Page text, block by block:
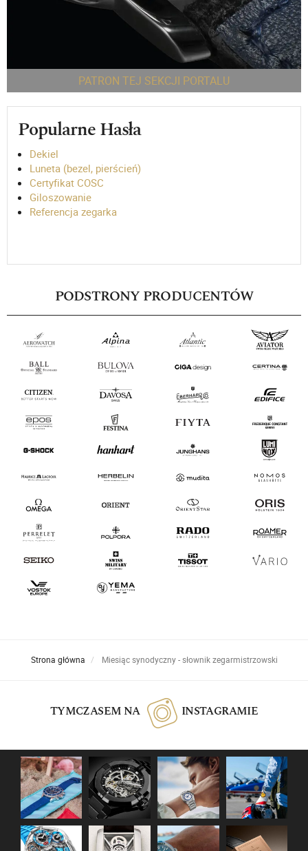
PATRON TEJ SEKCJI PORTALU
Popularne Hasła
Dekiel
Luneta (bezel, pierścień)
Certyfikat COSC
Giloszowanie
Referencja zegarka
PODSTRONY PRODUCENTÓW
Strona główna Miesiąc synodyczny - słownik zegarmistrzowski
TYMCZASEM NA INSTAGRAMIE